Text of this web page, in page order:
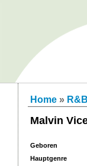
Home »
Malvin
Geboren
Hauptgenre